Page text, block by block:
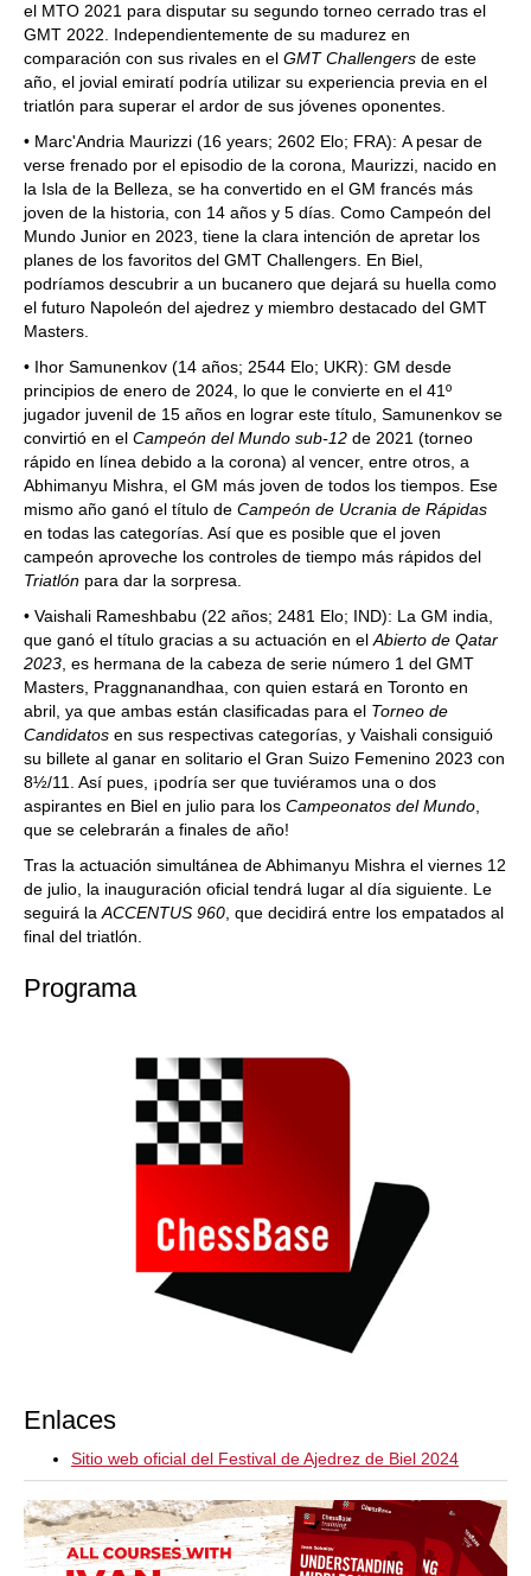
el MTO 2021 para disputar su segundo torneo cerrado tras el
GMT 2022. Independientemente de su madurez en
comparación con sus rivales en el GMT Challengers de este
año, el jovial emiratí podría utilizar su experiencia previa en el
triatlón para superar el ardor de sus jóvenes oponentes.
• Marc'Andria Maurizzi (16 years; 2602 Elo; FRA): A pesar de
verse frenado por el episodio de la corona, Maurizzi, nacido en
la Isla de la Belleza, se ha convertido en el GM francés más
joven de la historia, con 14 años y 5 días. Como Campeón del
Mundo Junior en 2023, tiene la clara intención de apretar los
planes de los favoritos del GMT Challengers. En Biel,
podríamos descubrir a un bucanero que dejará su huella como
el futuro Napoleón del ajedrez y miembro destacado del GMT
Masters.
• Ihor Samunenkov (14 años; 2544 Elo; UKR): GM desde
principios de enero de 2024, lo que le convierte en el 41º
jugador juvenil de 15 años en lograr este título, Samunenkov se
convirtió en el Campeón del Mundo sub-12 de 2021 (torneo
rápido en línea debido a la corona) al vencer, entre otros, a
Abhimanyu Mishra, el GM más joven de todos los tiempos. Ese
mismo año ganó el título de Campeón de Ucrania de Rápidas
en todas las categorías. Así que es posible que el joven
campeón aproveche los controles de tiempo más rápidos del
Triatlón para dar la sorpresa.
• Vaishali Rameshbabu (22 años; 2481 Elo; IND): La GM india,
que ganó el título gracias a su actuación en el Abierto de Qatar
2023 , es hermana de la cabeza de serie número 1 del GMT
Masters, Praggnanandhaa, con quien estará en Toronto en
abril, ya que ambas están clasificadas para el Torneo de
Candidatos en sus respectivas categorías, y Vaishali consiguió
su billete al ganar en solitario el Gran Suizo Femenino 2023 con
8½/11. Así pues, ¡podría ser que tuviéramos una o dos
aspirantes en Biel en julio para los Campeonatos del Mundo
que se celebrarán a finales de año!
Tras la actuación simultánea de Abhimanyu Mishra el viernes 12
de julio, la inauguración oficial tendrá lugar al día siguiente. Le
seguirá la ACCENTUS 960 , que decidirá entre los empatados al
final del triatlón.
Programa
Enlaces
Sitio web oficial del Festival de Ajedrez de Biel 2024